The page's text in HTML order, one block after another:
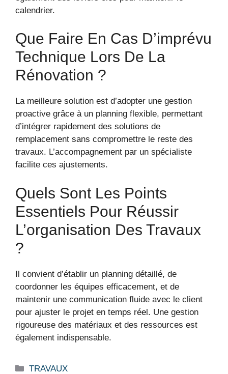
calendrier.
Que Faire En Cas D’imprévu
Technique Lors De La
Rénovation ?
La meilleure solution est d’adopter une gestion
proactive grâce à un planning flexible, permettant
d’intégrer rapidement des solutions de
remplacement sans compromettre le reste des
travaux. L’accompagnement par un spécialiste
facilite ces ajustements.
Quels Sont Les Points
Essentiels Pour Réussir
L’organisation Des Travaux
?
Il convient d’établir un planning détaillé, de
coordonner les équipes efficacement, et de
maintenir une communication fluide avec le client
pour ajuster le projet en temps réel. Une gestion
rigoureuse des matériaux et des ressources est
également indispensable.
Catégories
TRAVAUX